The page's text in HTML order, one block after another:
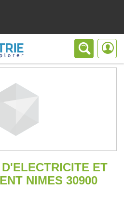
ET
NIMES 30900